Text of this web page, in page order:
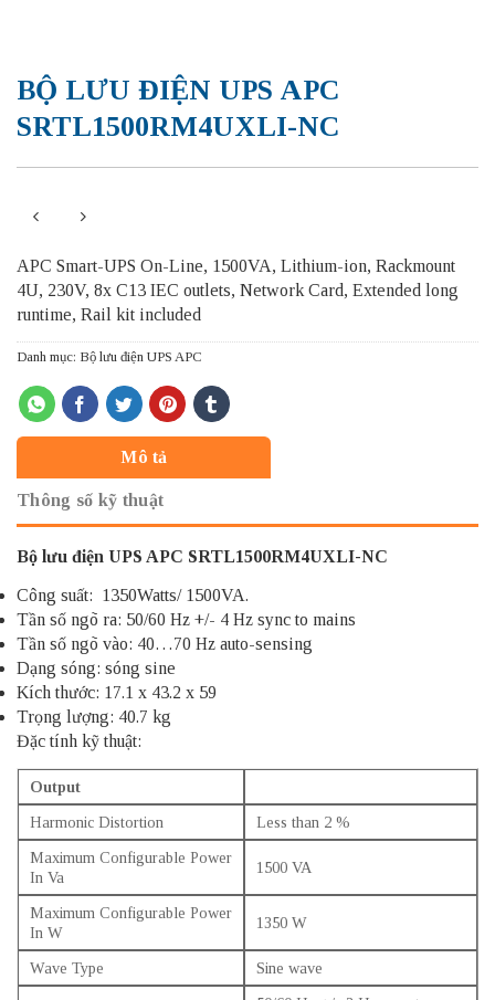
BỘ LƯU ĐIỆN UPS APC
SRTL1500RM4UXLI-NC
APC Smart-UPS On-Line, 1500VA, Lithium-ion, Rackmount
4U, 230V, 8x C13 IEC outlets, Network Card, Extended long
runtime, Rail kit included
Danh mục: Bộ lưu điện UPS APC
Mô tả
Thông số kỹ thuật
Bộ lưu điện UPS APC SRTL1500RM4UXLI-NC
Công suất: 1350Watts/ 1500VA.
Tần số ngõ ra: 50/60 Hz +/- 4 Hz sync to mains
Tần số ngõ vào: 40…70 Hz auto-sensing
Dạng sóng: sóng sine
Kích thước: 17.1 x 43.2 x 59
Trọng lượng: 40.7 kg
Đặc tính kỹ thuật:
Output
Harmonic Distortion
Less than 2 %
Maximum Configurable Power
In Va
1500 VA
Maximum Configurable Power
In W
1350 W
Wave Type Sine wave